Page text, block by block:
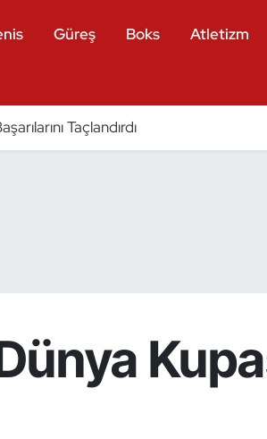
Güreş Boks Atletizm
Taçlandırdı